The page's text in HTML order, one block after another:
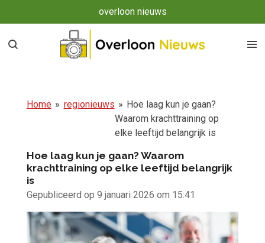
direct
naar
overloon nieuws
Home » regionieuws » Hoe laag kun je gaan?
Waarom krachttraining op
elke leeftijd belangrijk is
Hoe laag kun je gaan? Waarom
krachttraining op elke leeftijd belangrijk
is
Gepubliceerd op 9 januari 2026 om 15:41